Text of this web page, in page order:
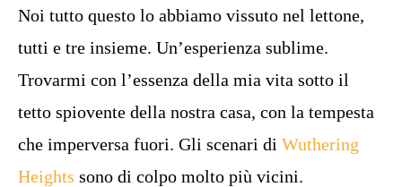
Noi tutto questo lo abbiamo vissuto nel lettone,
tutti e tre insieme. Un’esperienza sublime.
Trovarmi con l’essenza della mia vita sotto il
tetto spiovente della nostra casa, con la tempesta
che imperversa fuori. Gli scenari di Wuthering
Heights sono di colpo molto più vicini.